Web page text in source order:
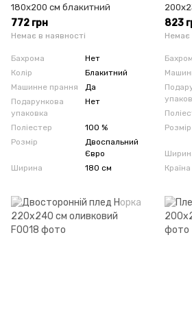
180x200 см блакитний
772 грн
Немає в наявності
Бахрома
Нет
Колір
Блакитний
Машинне прання
Да
Подарункова
упаковка
Нет
Поліестер
100 %
Розмір
Двоспальний
Євро
Ширина
180 см
823
Немає
Розмір